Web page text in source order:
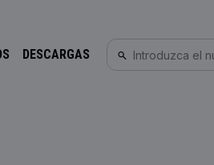
DESCARGAS